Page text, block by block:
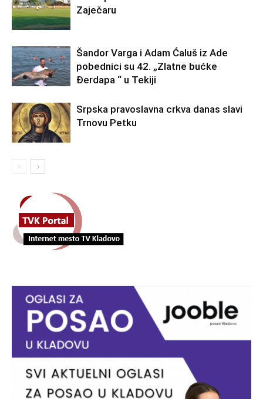
Zaječaru
Šandor Varga i Adam Ćaluš iz Ade
pobednici su 42. „Zlatne bućke
Đerdapa “ u Tekiji
Srpska pravoslavna crkva danas slavi
Trnovu Petku